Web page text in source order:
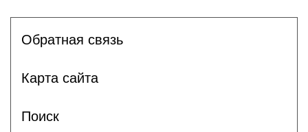
Обратная связь
Карта сайта
Поиск